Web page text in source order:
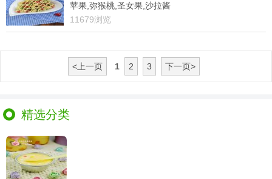
苹果,弥猴桃,圣女果,沙拉酱
11679浏览
<上一页 1 2 3 下一页>
精选分类